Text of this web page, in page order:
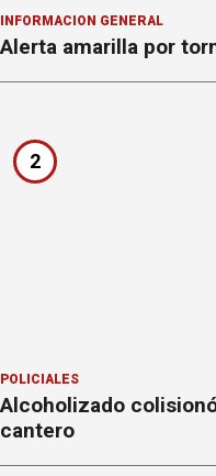
INFORMACION GENERAL
Alerta amarilla por
2
POLICIALES
Alcoholizado
cantero